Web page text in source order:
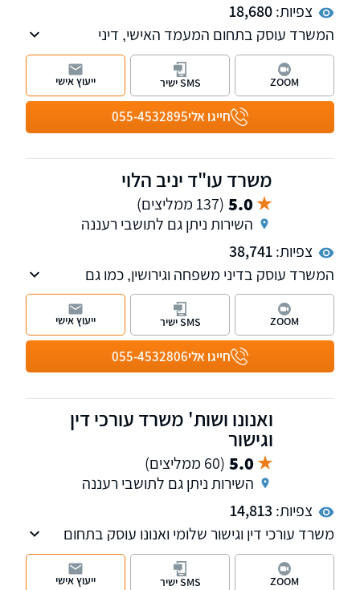
צפיות:18,680
המשרד עוסק בתחום המעמד האישי, דיני
המשפחה, סכסוכי ירושה וגירושין, לרבות ייצוג בבית
המשפט לענייני משפחה ובבית הדין רבני. בנוסף
במשרד מחלקות העוסקות בתחום הנזיקין ודיני
העבודה. למשרד שלוחות ברמת גן, ראשון לציון
ונתניה.
חייגו אלי055-4532895
ZOOM SMS ישיר ייעוץ אישי
משרד עו"ד יניב הלוי
5.0 (137 ממליצים)
השירות ניתן גם לתושבי רעננה
צפיות:38,741
המשרד עוסק בדיני משפחה וגירושין, כמו גם
בחדלות פירעון-פשיטת רגל. המשרד יצר תקדימים
משפטיים בתחום המשפחה והמשמורת
חייגו אלי055-4532806
ZOOM SMS ישיר ייעוץ אישי
ואנונו ושות' משרד עורכי דין
וגישור
5.0 (60 ממליצים)
השירות ניתן גם לתושבי רעננה
צפיות: 14,813
משרד עורכי דין וגישור שלומי ואנונו עוסק בתחום
המשפחה והמעמד האישי על כל רבדיו, בתחום
האזרחי: תביעות בנושא לשון הרע, סכסוכי שכנים
ZOOM SMS ישיר ייעוץ אישי